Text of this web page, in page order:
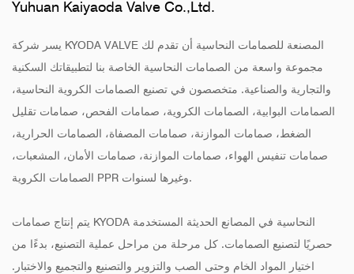
Yuhuan Kaiyaoda Valve Co.,Ltd.
يسر شركة KYODA VALVE المصنعة للصمامات النحاسية أن تقدم لك
مجموعة واسعة من الصمامات النحاسية الخاصة بنا لتطبيقاتك السكنية
والتجارية والصناعية. متخصصون في تصنيع الصمامات الكروية النحاسية،
الصمامات البوابية، الصمامات الكروية، صمامات الفحص، صمامات تقليل
الضغط، صمامات الموازنة، صمامات المصفاة، الصمامات الحرارية،
صمامات تنفيس الهواء، صمامات الموازنة، صمامات الأمان، المشعبات،
الصمامات الكروية PPR وغيرها لسنوات.
يتم إنتاج صمامات KYODA النحاسية في المصانع الحديثة المستخدمة
حصريًا لتصنيع الصمامات. كل مرحلة من مراحل عملية التصنيع، بدءًا من
اختيار المواد الخام وحتى الصب والتزوير والتصنيع والتجميع والاختبار.